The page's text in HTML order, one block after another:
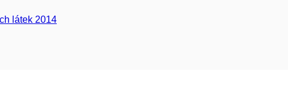
látek 2014